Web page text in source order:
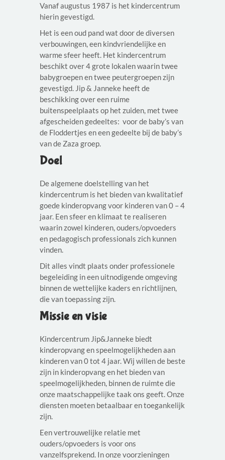
Vanaf augustus 1987 is het kindercentrum
hierin gevestigd.
Het is een oud pand wat door de diversen
verbouwingen, een kindvriendelijke en
warme sfeer heeft. Het kindercentrum
beschikt over 4 grote lokalen waarin twee
babygroepen en twee peutergroepen zijn
gevestigd. Jip & Janneke heeft de
beschikking over een ruime
buitenspeelplaats op het zuiden, met twee
afgescheiden gedeeltes: voor de baby’s van
de Floddertjes en een gedeelte bij de baby’s
van de Zaza groep.
Doel
De algemene doelstelling van het
kindercentrum is het bieden van kwalitatief
goede kinderopvang voor kinderen van 0 – 4
jaar. Een sfeer en klimaat te realiseren
waarin zowel kinderen, ouders/opvoeders
en pedagogisch professionals zich kunnen
vinden.
Dit alles vindt plaats onder professionele
begeleiding in een uitnodigende omgeving
binnen de wettelijke kaders en richtlijnen,
die van toepassing zijn.
Missie en visie
Kindercentrum Jip&Janneke biedt
kinderopvang en speelmogelijkheden aan
kinderen van 0 tot 4 jaar. Wij willen de beste
zijn in kinderopvang en het bieden van
speelmogelijkheden, binnen de ruimte die
onze maatschappelijke taak ons geeft. Onze
diensten moeten betaalbaar en toegankelijk
zijn.
Een vertrouwelijke relatie met
ouders/opvoeders is voor ons
vanzelfsprekend. In onze voorzieningen